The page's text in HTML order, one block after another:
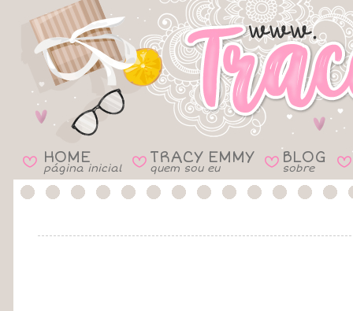
B HOME
página inicial B TRACY EMMY
quem sou eu B BLOG
sobre B